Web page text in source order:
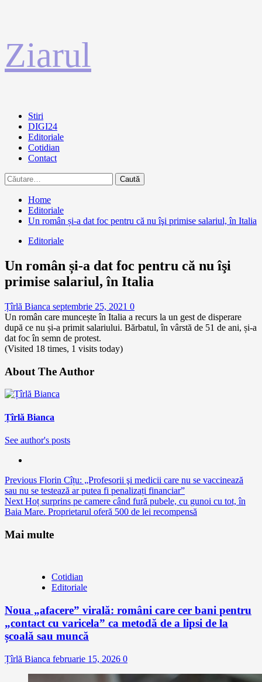
la
conținut
Ziarul
Primary
Menu
Stiri
DIGI24
Editoriale
Cotidian
Contact
Caută
după:
Home
Editoriale
Un român și-a dat foc pentru că nu îşi primise salariul, în Italia
Editoriale
Un român și-a dat foc pentru că nu îşi
primise salariul, în Italia
Țîrlă Bianca septembrie 25, 2021 0
Un român care muncește în Italia a recurs la un gest de disperare
după ce nu și-a primit salariului. Bărbatul, în vârstă de 51 de ani, și-a
dat foc în semn de protest.
(Visited 18 times, 1 visits today)
About The Author
Țîrlă Bianca
See author's posts
Continue
Reading
Previous Florin Cîțu: „Profesorii şi medicii care nu se vaccinează
sau nu se testează ar putea fi penalizați financiar”
Next Hoț surprins pe camere când fură pubele, cu gunoi cu tot, în
Baia Mare. Proprietarul oferă 500 de lei recompensă
Mai multe
Cotidian
Editoriale
Noua „afacere” virală: români care cer bani pentru
„contact cu varicela” ca metodă de a lipsi de la
școală sau muncă
Țîrlă Bianca februarie 15, 2026 0